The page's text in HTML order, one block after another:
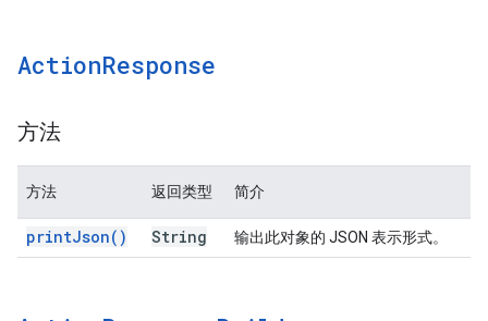
ActionResponse
方法
方法 返回类型 简介
printJson( ) String 输出此对象的 JSON 表示形式。